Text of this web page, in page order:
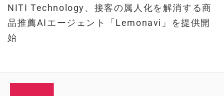
NITI Technology、接客の属人化を解消する商
品推薦AIエージェント「Lemonavi」を提供開
始